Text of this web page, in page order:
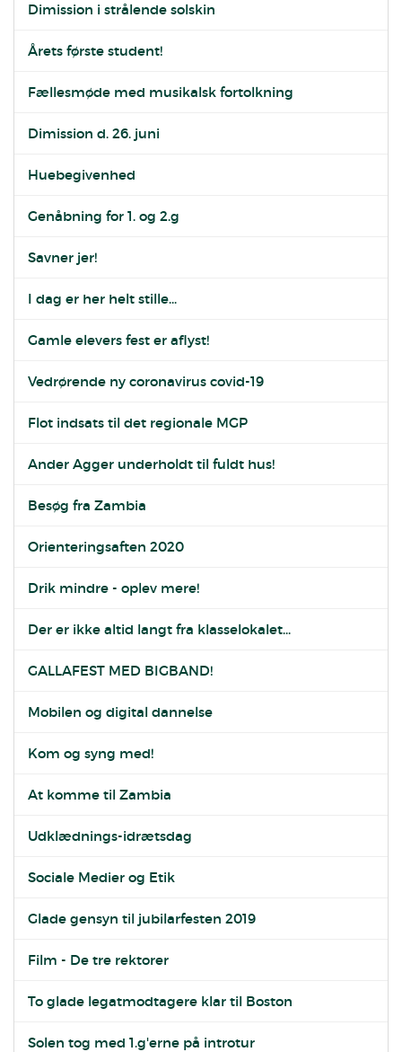
Dimission i strålende solskin
Årets første student!
Fællesmøde med musikalsk fortolkning
Dimission d. 26. juni
Huebegivenhed
Genåbning for 1. og 2.g
Savner jer!
I dag er her helt stille...
Gamle elevers fest er aflyst!
Vedrørende ny coronavirus covid-19
Flot indsats til det regionale MGP
Ander Agger underholdt til fuldt hus!
Besøg fra Zambia
Orienteringsaften 2020
Drik mindre - oplev mere!
Der er ikke altid langt fra klasselokalet...
GALLAFEST MED BIGBAND!
Mobilen og digital dannelse
Kom og syng med!
At komme til Zambia
Udklædnings-idrætsdag
Sociale Medier og Etik
Glade gensyn til jubilarfesten 2019
Film - De tre rektorer
To glade legatmodtagere klar til Boston
Solen tog med 1.g'erne på introtur